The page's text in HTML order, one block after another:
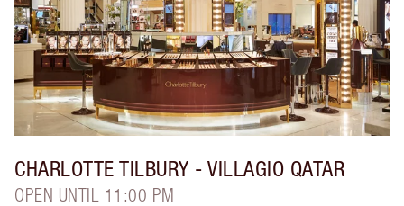
CHARLOTTE TILBURY - VILLAGIO QATAR
OPEN UNTIL 11:00 PM